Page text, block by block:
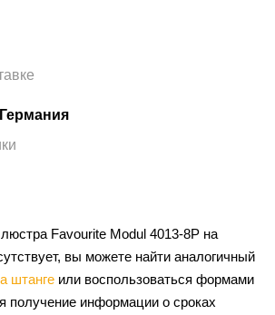
Favourite Modul 4013-8P на
вы можете найти аналогичный
штанге или воспользоваться формами
получение информации о сроках